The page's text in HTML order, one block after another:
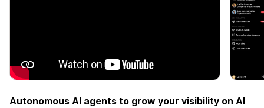
Autonomous AI agents to grow your visibility on AI